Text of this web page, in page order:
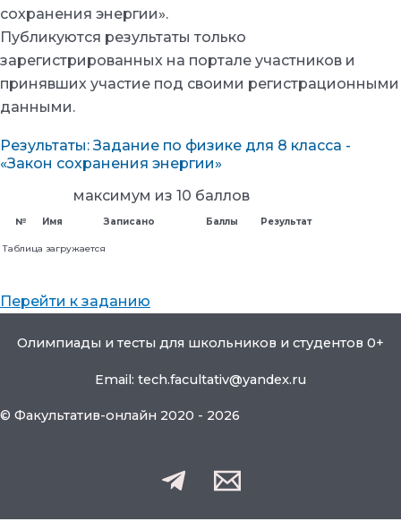
сохранения энергии».
Публикуются результаты только
зарегистрированных на портале участников и
принявших участие под своими регистрационными
данными.
Результаты: Задание по физике для 8 класса -
«Закон сохранения энергии»
максимум из 10 баллов
№ Имя Записано Баллы Результат
Таблица загружается
Перейти к заданию
Олимпиады и тесты для школьников и студентов 0+
Email: tech.facultativ@yandex.ru
© Факультатив-онлайн 2020 - 2026